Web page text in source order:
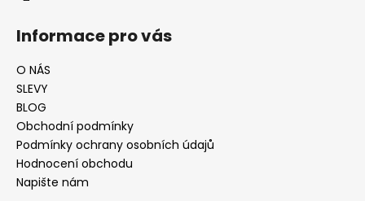
Informace pro vás
O NÁS
SLEVY
BLOG
Obchodní podmínky
Podmínky ochrany osobních údajů
Hodnocení obchodu
Napište nám